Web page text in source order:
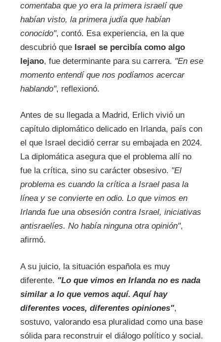
comentaba que yo era la primera israelí que
habían visto, la primera judía que habían
conocido", contó. Esa experiencia, en la que
descubrió que Israel se percibía como algo
lejano, fue determinante para su carrera. "En ese
momento entendí que nos podíamos acercar
hablando", reflexionó.
Antes de su llegada a Madrid, Erlich vivió un
capítulo diplomático delicado en Irlanda, país con
el que Israel decidió cerrar su embajada en 2024.
La diplomática asegura que el problema allí no
fue la crítica, sino su carácter obsesivo. "El
problema es cuando la crítica a Israel pasa la
línea y se convierte en odio. Lo que vimos en
Irlanda fue una obsesión contra Israel, iniciativas
antisraelíes. No había ninguna otra opinión",
afirmó.
A su juicio, la situación española es muy
diferente. "Lo que vimos en Irlanda no es nada
similar a lo que vemos aquí. Aquí hay
diferentes voces, diferentes opiniones",
sostuvo, valorando esa pluralidad como una base
sólida para reconstruir el diálogo político y social.